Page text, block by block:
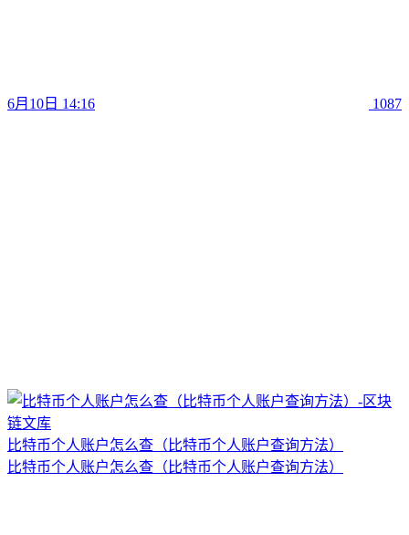
6月10日 14:16 1087
比特币个人账户怎么查（比特币个人账户查询方法）
比特币个人账户怎么查（比特币个人账户查询方法）